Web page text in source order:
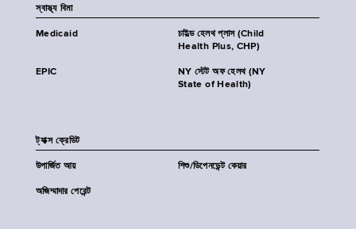
স্বাস্থ্য বিমা
Medicaid
চাইল্ড হেলথ প্লাস (Child
Health Plus, CHP)
EPIC
NY স্টেট অফ হেলথ (NY
State of Health)
ট্যাক্স ক্রেডিট
উপার্জিত আয় শিশু/ডিপেনডেন্ট কেয়ার
অজিম্মাদার পেরেন্ট